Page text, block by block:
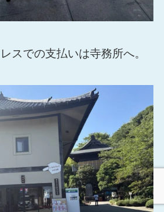
スでの支払いは寺務所へ。